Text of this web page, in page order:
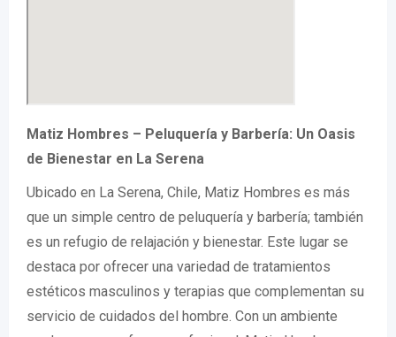
Matiz Hombres – Peluquería y Barbería: Un Oasis
de Bienestar en La Serena
Ubicado en La Serena, Chile, Matiz Hombres es más
que un simple centro de peluquería y barbería; también
es un refugio de relajación y bienestar. Este lugar se
destaca por ofrecer una variedad de tratamientos
estéticos masculinos y terapias que complementan su
servicio de cuidados del hombre. Con un ambiente